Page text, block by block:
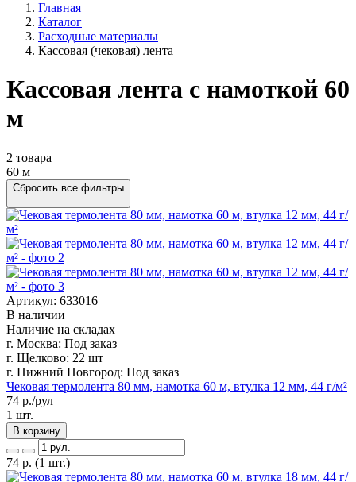
Главная
Каталог
Расходные материалы
Кассовая (чековая) лента
Кассовая лента с намоткой 60
м
2 товара
60 м
Сбросить все фильтры
Артикул: 633016
В наличии
Наличие на складах
г. Москва: Под заказ
г. Щелково: 22 шт
г. Нижний Новгород: Под заказ
Чековая термолента 80 мм, намотка 60 м, втулка 12 мм, 44 г/м²
74 р./рул
1 шт.
В корзину
74 р. (1 шт.)